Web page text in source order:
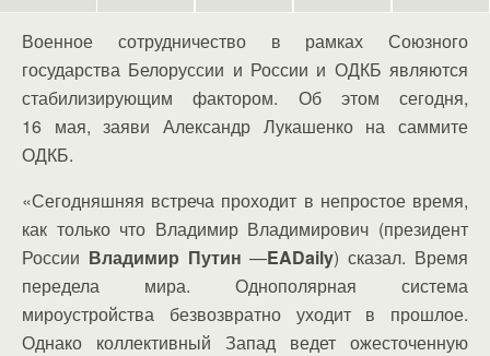
Военное сотрудничество в рамках Союзного
государства Белоруссии и России и ОДКБ являются
стабилизирующим фактором. Об этом сегодня,
16 мая, заяви Александр Лукашенко на саммите
ОДКБ.
«Сегодняшняя встреча проходит в непростое время,
как только что Владимир Владимирович (президент
России Владимир Путин —EADaily) сказал. Время
передела мира. Однополярная система
мироустройства безвозвратно уходит в прошлое.
Однако коллективный Запад ведет ожесточенную